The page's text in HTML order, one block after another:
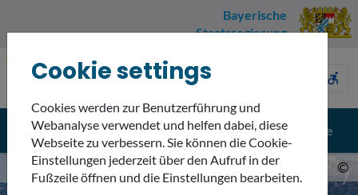
Bayerische
Staatsregierung
Umweltnavigator
accessible_forward
Menü search Suche
©
Cookie settings
Cookies werden zur Benutzerführung und
Webanalyse verwendet und helfen dabei, diese
Webseite zu verbessern. Sie können die Cookie-
Einstellungen jederzeit über den Aufruf in der
Fußzeile öffnen und die Einstellungen bearbeiten.